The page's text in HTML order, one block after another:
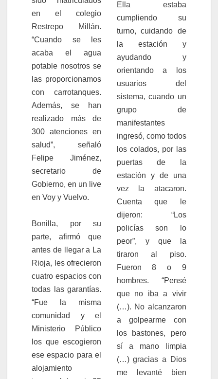
en el colegio
Restrepo Millán.
“Cuando se les
acaba el agua
potable nosotros se
las proporcionamos
con carrotanques.
Además, se han
realizado más de
300 atenciones en
salud”, señaló
Felipe Jiménez,
secretario de
Gobierno, en un live
en Voy y Vuelvo.
Bonilla, por su
parte, afirmó que
antes de llegar a La
Rioja, les ofrecieron
cuatro espacios con
todas las garantías.
“Fue la misma
comunidad y el
Ministerio Público
los que escogieron
ese espacio para el
alojamiento
Ella estaba
cumpliendo su
turno, cuidando de
la estación y
ayudando y
orientando a los
usuarios del
sistema, cuando un
grupo de
manifestantes
ingresó, como todos
los colados, por las
puertas de la
estación y de una
vez la atacaron.
Cuenta que le
dijeron: “Los
policías son lo
peor”, y que la
tiraron al piso.
Fueron 8 o 9
hombres. “Pensé
que no iba a vivir
(…). No alcanzaron
a golpearme con
los bastones, pero
sí a mano limpia
(…) gracias a Dios
me levanté bien